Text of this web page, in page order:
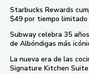
Starbucks Rewards
$49 por tiempo limitado
Subway celebra 35
de Albóndigas más
La nueva era de las
Signature Kitchen Suite